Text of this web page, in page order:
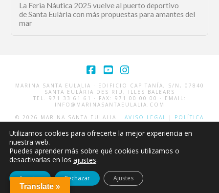
La Feria Náutica 2025 vuelve al puerto deportivo
de Santa Eulària con más propuestas para amantes del
mar
Instagram
MARINA SANTA EULALIA · EDIFICIO CAPITANÍA, S/N, 07840
SANTA EULÀRIA DES RIU, ILLES BALEARS
TEL. 971 33 61 61 · FAX: 971 00 00 00 · EMAIL:
INFO@MARINASANTAEULALIA.COM
© 2026 MARINA SANTA EULALIA | AVISO LEGAL | POLÍTICA
DE COOKIES
DISEÑO WEB
GECKO STUDIO
Translate »
Utilizamos cookies para ofrecerte la mejor experiencia en
nuestra web.
Puedes aprender más sobre qué cookies utilizamos o
desactivarlas en los ajustes.
Aceptar Rechazar Ajustes